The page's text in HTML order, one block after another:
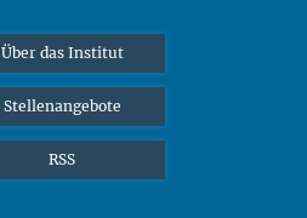
Über das Institut
Stellenangebote
RSS